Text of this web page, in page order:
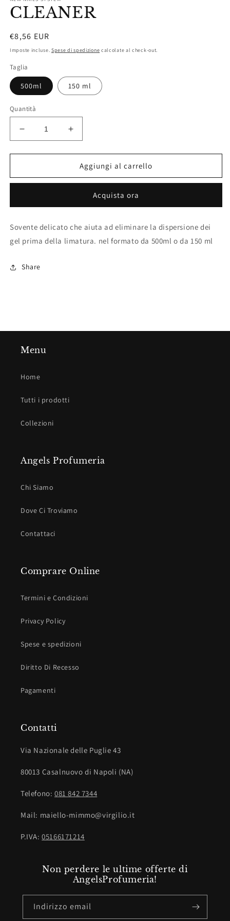
1
in
CLEANER
Prezzo
di
€8,56 EUR
Imposte incluse. Spese di spedizione calcolate al check-out.
Taglia
500ml 150 ml
Quantità
Diminuisci
quantità
per
Aumenta
quantità
per
CLEANER
Aggiungi al carrello
Acquista ora
Sovente delicato che aiuta ad eliminare la dispersione dei
gel prima della limatura. nel formato da 500ml o da 150 ml
Share
Menu
Home
Tutti i prodotti
Collezioni
Angels Profumeria
Chi Siamo
Dove Ci Troviamo
Contattaci
Comprare Online
Termini e Condizioni
Privacy Policy
Spese e spedizioni
Diritto Di Recesso
Pagamenti
Contatti
Via Nazionale delle Puglie 43
80013 Casalnuovo di Napoli (NA)
Telefono: 081 842 7344
Mail: maiello-mimmo@virgilio.it
P.IVA:05166171214
Non perdere le ultime offerte di
AngelsProfumeria!
Indirizzo email